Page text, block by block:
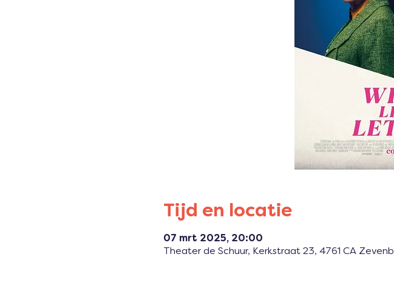
Tijd en locatie
07 mrt 2025, 20:00
Theater de Schuur, Kerkstraat 23, 4761 CA